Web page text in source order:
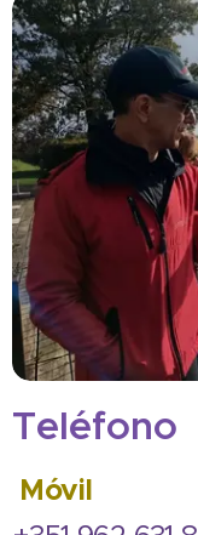
Teléfono
Móvil